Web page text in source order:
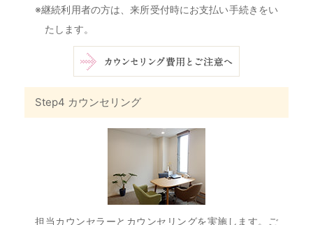
※継続利用者の方は、来所受付時にお支払い手続きをい
たします。
Step4 カウンセリング
担当カウンセラーとカウンセリングを実施します。ご